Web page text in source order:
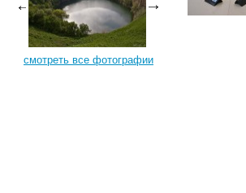
смотреть все фотографии